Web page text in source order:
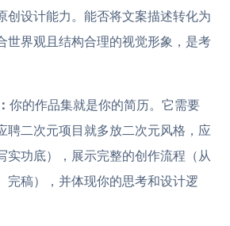
创设计能力。能否将文案描述转化为
世界观且结构合理的视觉形象，是考
你的作品集就是你的简历。它需要
聘二次元项目就多放二次元风格，应
实功底），展示完整的创作流程（从
完稿），并体现你的思考和设计逻